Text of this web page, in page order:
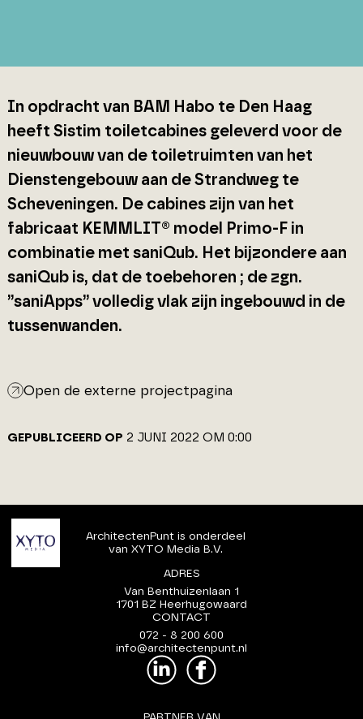
In opdracht van BAM Habo te Den Haag
heeft Sistim toiletcabines geleverd voor de
nieuwbouw van de toiletruimten van het
Dienstengebouw aan de Strandweg te
Scheveningen. De cabines zijn van het
fabricaat KEMMLIT® model Primo-F in
combinatie met saniQub. Het bijzondere aan
saniQub is, dat de toebehoren ; de zgn.
”saniApps” volledig vlak zijn ingebouwd in de
tussenwanden.
Open de externe projectpagina
GEPUBLICEERD OP 2 JUNI 2022 OM 0:00
ArchitectenPunt is onderdeel
van XYTO Media B.V.
ADRES
Van Benthuizenlaan 1
1701 BZ Heerhugowaard
CONTACT
072 - 8 200 600
info@architectenpunt.nl